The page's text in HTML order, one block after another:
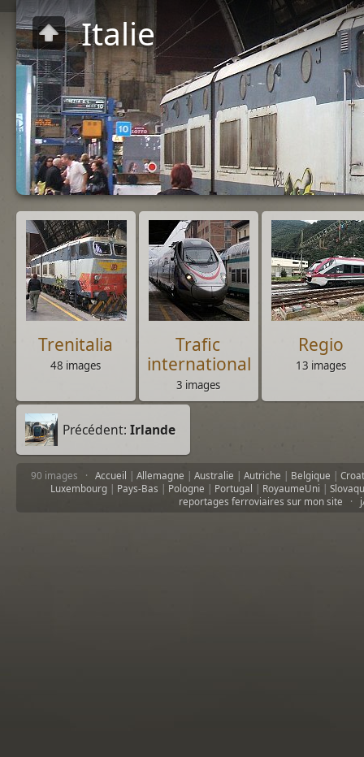
Italie
Trenitalia
48 images
Trafic
international
3 images
Regio
13 images
Précédent:Irlande
90 images ·Accueil |Allemagne |Australie |Autriche | Belgique |
Luxembourg | Pays-Bas | Pologne | Portugal | RoyaumeUni |
reportages ferroviaires sur mon site ·